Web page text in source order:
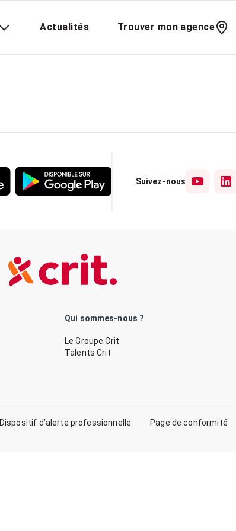
Actualités Trouver mon agence
Suivez-nous
Qui sommes-nous ?
Le Groupe Crit
Talents Crit
Dispositif d’alerte professionnelle Page de conformité